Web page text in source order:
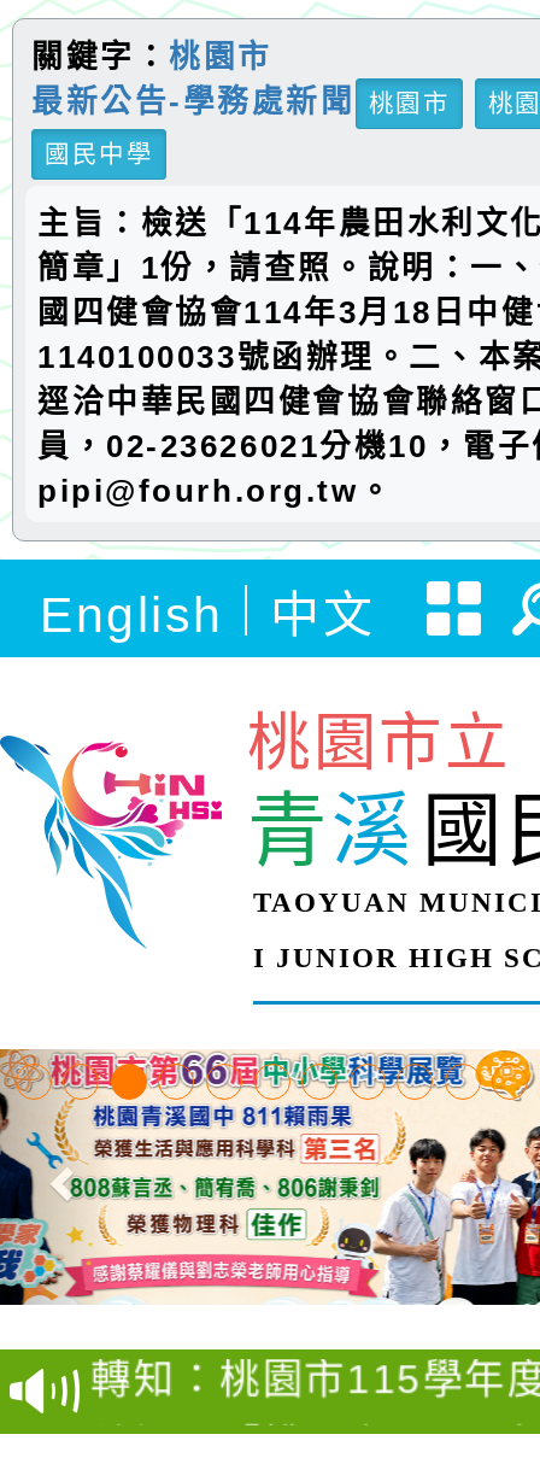
關鍵字：桃園市
最新公告-學務處新聞
桃園市
桃
國民中學
主旨：檢送「114年農田水利文
簡章」1份，請查照。說明：一
國四健會協會114年3月18日中
1140100033號函辦理。二、本
逕洽中華民國四健會協會聯絡窗
員，02-23626021分機10，電子
pipi@fourh.org.tw。
English 中文
桃園市立
青溪 國
TAOYUAN
I JUNIOR HIGH
【甄選結果(第4招)】
學年度第1學期第9次代
結果(第4招)
【甄選結果(第12招)】
學年度第1學期第7次代
結果(第12招)
轉知：桃園市115學年
賽及師生本土語及新住
轉知：「桃園市115學